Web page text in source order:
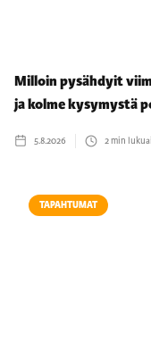
Milloin pysähdyit
ja kolme kysymystä
5.8.2026 2min
TAPAHTUMAT